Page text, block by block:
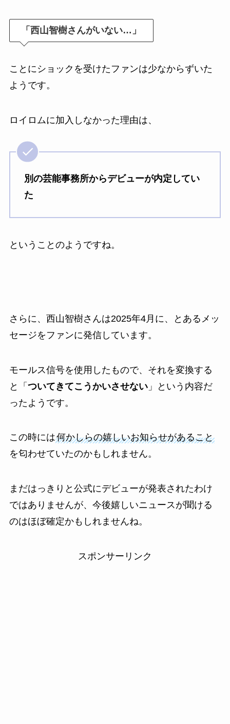
「西山智樹さんがいない…」
ことにショックを受けたファンは少なからずいた
ようです。
ロイロムに加入しなかった理由は、
別の芸能事務所からデビューが内定してい
た
ということのようですね。
さらに、西山智樹さんは2025年4月に、とあるメッ
セージをファンに発信しています。
モールス信号を使用したもので、それを変換する
と「 ついてきてこうかいさせない」という内容だ
ったようです。
この時には何かしらの嬉しいお知らせがあること
を匂わせていたのかもしれません。
まだはっきりと公式にデビューが発表されたわけ
ではありませんが、今後嬉しいニュースが聞ける
のはほぼ確定かもしれませんね。
スポンサーリンク